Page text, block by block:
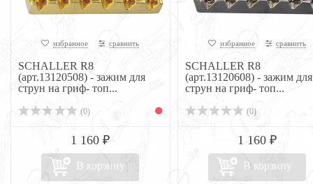
избранное сравнить
SCHALLER R8
(арт.13120508) - зажим для
струн на гриф- топ...
(0)
1 160 ₽
В корзину
избранное сравнить
SCHALLER R8
(арт.13120608) - зажим для
струн на гриф- топ...
(0)
1 160 ₽
В корзину